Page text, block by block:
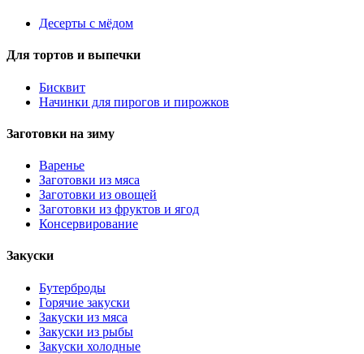
Десерты с мёдом
Для тортов и выпечки
Бисквит
Начинки для пирогов и пирожков
Заготовки на зиму
Варенье
Заготовки из мяса
Заготовки из овощей
Заготовки из фруктов и ягод
Консервирование
Закуски
Бутерброды
Горячие закуски
Закуски из мяса
Закуски из рыбы
Закуски холодные